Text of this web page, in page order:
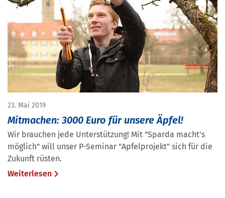
23. Mai 2019
Mitmachen: 3000 Euro für unsere Äpfel!
Wir brauchen jede Unterstützung! Mit "Sparda macht's
möglich" will unser P-Seminar "Apfelprojekt" sich für die
Zukunft rüsten.
Weiterlesen